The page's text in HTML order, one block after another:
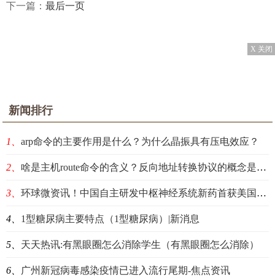
下一篇： 最后一页
X 关闭
新闻排行
1、 arp命令的主要作用是什么？为什么晶振具有压电效应？
2、 啥是主机route命令的含义？反向地址转换协议的概念是什么？
3、 环球微资讯！中国自主研发中枢神经系统新药首获美国FDA批准上市
4、 1型糖尿病主要特点（1型糖尿病）|新消息
5、 天天热讯:有黑眼圈怎么消除学生（有黑眼圈怎么消除）
6、 广州新冠病毒感染疫情已进入流行尾期-焦点资讯